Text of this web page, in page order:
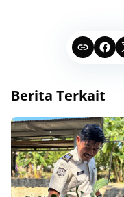
Berita Terkait